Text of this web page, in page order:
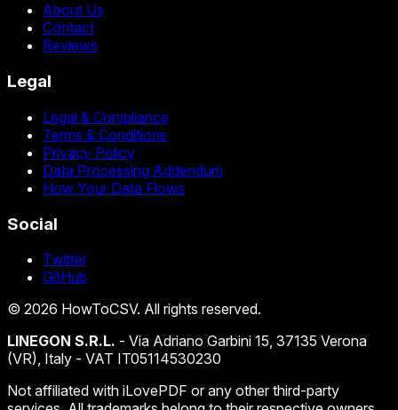
About Us
Contact
Reviews
Legal
Legal & Compliance
Terms & Conditions
Privacy Policy
Data Processing Addendum
How Your Data Flows
Social
Twitter
GitHub
© 2026 HowToCSV. All rights reserved.
LINEGON S.R.L. - Via Adriano Garbini 15, 37135 Verona
(VR), Italy - VAT IT05114530230
Not affiliated with iLovePDF or any other third-party